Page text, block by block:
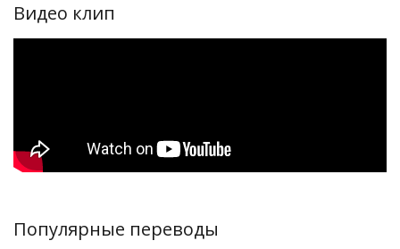
Видео клип
Популярные переводы